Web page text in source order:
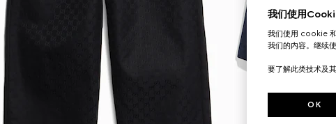
我们使用
我们使用 cookie
我们的内容。继续
要了解此类技术及
OK